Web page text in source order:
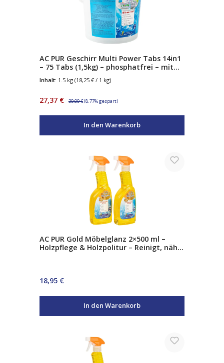
AC PUR Geschirr Multi Power Tabs 14in1
– 75 Tabs (1,5kg) – phosphatfrei – mit
Salzfunktion – für alle Geschirrspüler
Inhalt: 1.5 kg (18,25 € / 1 kg)
Verkaufspreis:
27,37 € Regulärer Preis:
30,00 €(8.77% gespart)
In den Warenkorb
AC PUR Gold Möbelglanz 2×500 ml –
Holzpflege & Holzpolitur – Reinigt, nährt
Regulärer Preis:
18,95 €
In den Warenkorb